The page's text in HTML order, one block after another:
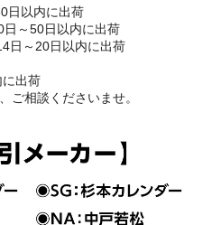
日以内に出荷
～50日以内に出荷
日～20日以内に出荷
出荷
ご相談くださいませ。